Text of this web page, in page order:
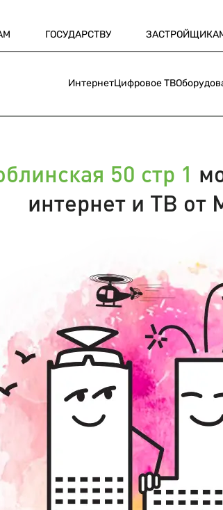
ГОСУДАРСТВУ
ИнтернетЦифровое ТВ
50 стр 1
интернет и ТВ от